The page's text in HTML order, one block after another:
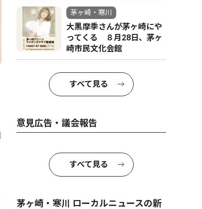
茅ヶ崎・寒川
大黒摩季さんが茅ヶ崎にや
ってくる ８月28日、茅ヶ
崎市民文化会館
すべて見る
意見広告・議会報告
すべて見る
茅ヶ崎・寒川 ローカルニュースの新